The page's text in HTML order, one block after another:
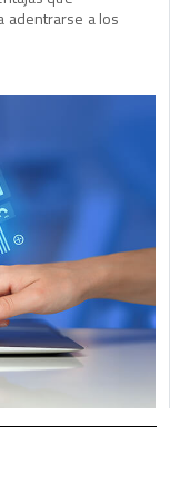
adentrarse a los